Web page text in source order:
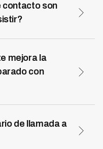
contacto son
distribuidos en
Usa voice
sin inflar
5-7x más intentos que
mejora la
con
Para Gen X y
más efectiva. La
con el canal
de llamada a